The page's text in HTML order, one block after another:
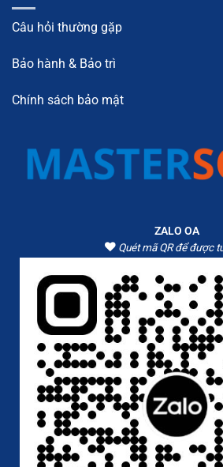
Câu hỏi thường gặp
Bảo hành & Bảo trì
Chính sách bảo mật
ZALO OA
Quét mã QR để được